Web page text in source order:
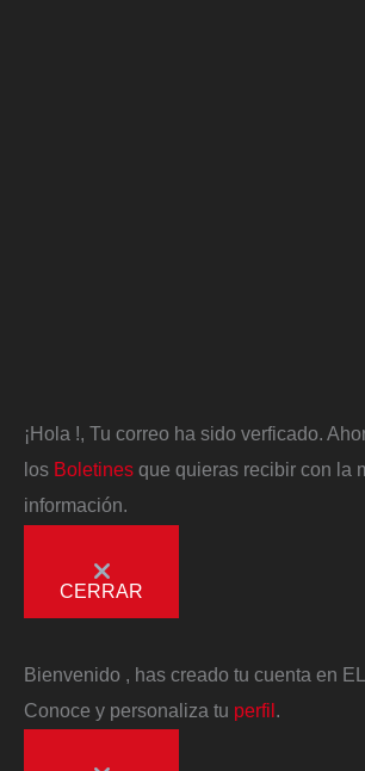
¡Hola !, Tu correo ha sido verficado.
los Boletines que quieras recibir con la
información.
CERRAR
Bienvenido
, has creado tu cuenta en
Conoce y personaliza tu perfil